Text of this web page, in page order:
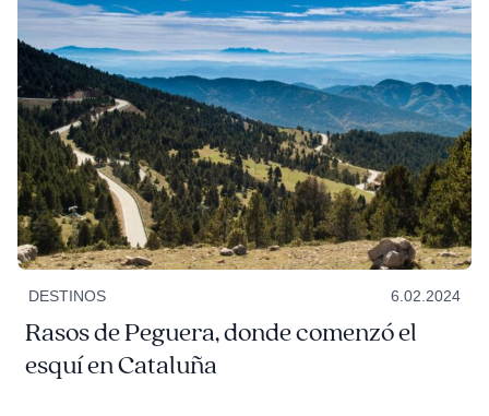
DESTINOS 6.02.2024
Rasos de Peguera, donde comenzó el
esquí en Cataluña